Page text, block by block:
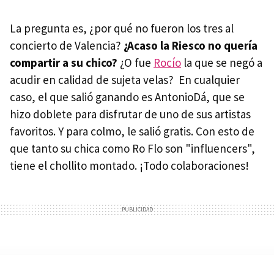
La pregunta es, ¿por qué no fueron los tres al
concierto de Valencia? ¿Acaso la Riesco no quería
compartir a su chico? ¿O fue Rocío la que se negó a
acudir en calidad de sujeta velas? En cualquier
caso, el que salió ganando es AntonioDá, que se
hizo doblete para disfrutar de uno de sus artistas
favoritos. Y para colmo, le salió gratis. Con esto de
que tanto su chica como Ro Flo son "influencers",
tiene el chollito montado. ¡Todo colaboraciones!